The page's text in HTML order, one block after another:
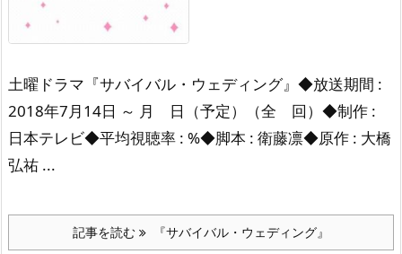
土曜ドラマ『サバイバル・ウェディング』 ◆放送期間 :
2018年7月14日 ～ 月 日（予定）（全 回） ◆制作 :
日本テレビ◆平均視聴率 : %◆脚本 : 衛藤凛◆原作 : 大橋
弘祐 ...
記事を読む 『サバイバル・ウェディング』